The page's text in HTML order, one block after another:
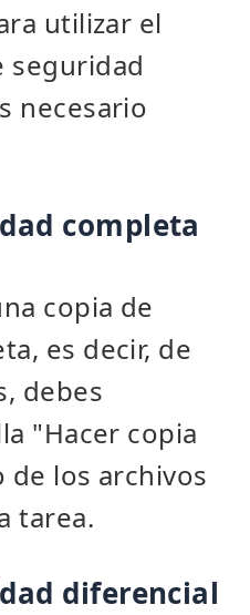
utilizar el
seguridad
necesario
completa
copia de
es decir, de
debes
"Hacer copia
los archivos
tarea.
diferencial